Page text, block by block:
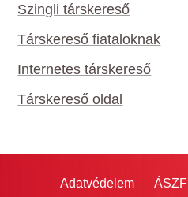
Szingli társkereső
Társkereső fiataloknak
Internetes társkereső
Társkereső oldal
Adatvédelem ÁSZF